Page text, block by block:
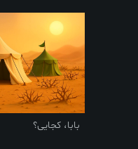
بابا، کجایی؟